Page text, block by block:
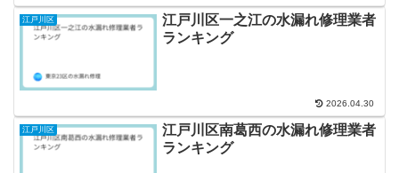
江戸川区
江戸川区一之江の水漏れ修理業者
ランキング
2026.04.30
江戸川区
江戸川区南葛西の水漏れ修理業者
ランキング